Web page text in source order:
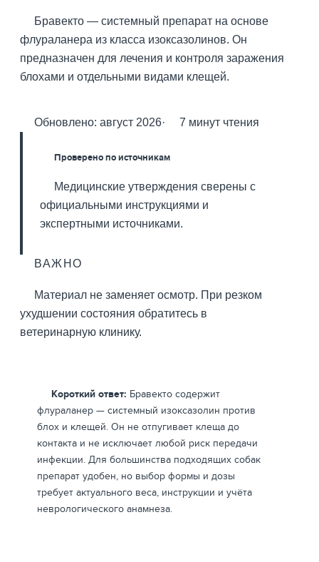
Бравекто — системный препарат на основе
флураланера из класса изоксазолинов. Он
предназначен для лечения и контроля заражения
блохами и отдельными видами клещей.
Обновлено: август 2026· 7 минут чтения
Проверено по источникам
Медицинские утверждения сверены с
официальными инструкциями и
экспертными источниками.
ВАЖНО
Материал не заменяет осмотр. При резком
ухудшении состояния обратитесь в
ветеринарную клинику.
Короткий ответ: Бравекто содержит
флураланер — системный изоксазолин против
блох и клещей. Он не отпугивает клеща до
контакта и не исключает любой риск передачи
инфекции. Для большинства подходящих собак
препарат удобен, но выбор формы и дозы
требует актуального веса, инструкции и учёта
неврологического анамнеза.